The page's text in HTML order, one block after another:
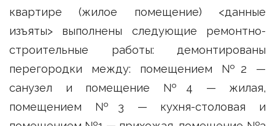
квартире (жилое помещение) <данные
изъяты> выполнены следующие ремонтно-
строительные работы: демонтированы
перегородки между: помещением №2 —
санузел и помещение №4 — жилая,
помещением №3 — кухня-столовая и